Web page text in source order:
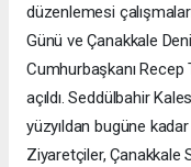
düzenlemesi
Günü ve Çanakkale
Cumhurbaşkanı
açıldı. Seddülbahir
yüzyıldan bugüne
Ziyaretçiler, Çanakkale